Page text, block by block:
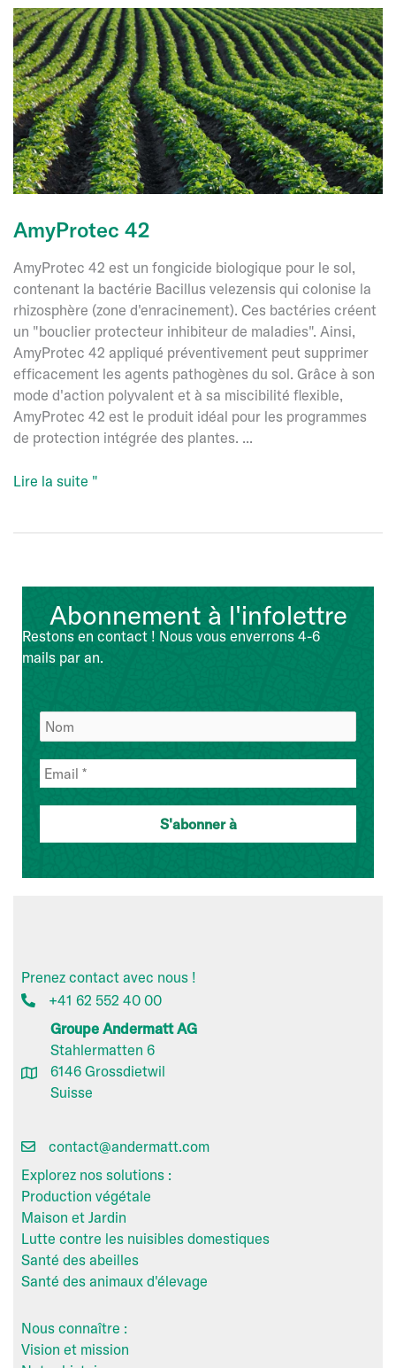
AmyProtec 42
AmyProtec 42 est un fongicide biologique pour le sol,
contenant la bactérie Bacillus velezensis qui colonise la
rhizosphère (zone d'enracinement). Ces bactéries créent
un "bouclier protecteur inhibiteur de maladies". Ainsi,
AmyProtec 42 appliqué préventivement peut supprimer
efficacement les agents pathogènes du sol. Grâce à son
mode d'action polyvalent et à sa miscibilité flexible,
AmyProtec 42 est le produit idéal pour les programmes
de protection intégrée des plantes. ...
AmyProtec
Lire la suite "
Abonnement à l'infolettre
Restons en contact ! Nous vous enverrons 4-6
mails par an.
Prenez contact avec nous !
+41 62 552 40 00
Groupe Andermatt AG
Stahlermatten 6
6146 Grossdietwil
Suisse
contact@andermatt.com
Explorez nos solutions :
Production végétale
Maison et Jardin
Lutte contre les nuisibles domestiques
Santé des abeilles
Santé des animaux d'élevage
Nous connaître :
Vision et mission